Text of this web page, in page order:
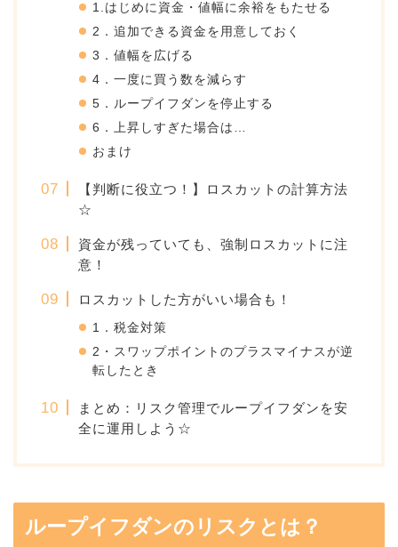
1.はじめに資金・値幅に余裕をもたせる
2．追加できる資金を用意しておく
3．値幅を広げる
4．一度に買う数を減らす
5．ループイフダンを停止する
6．上昇しすぎた場合は…
おまけ
【判断に役立つ！】ロスカットの計算方法
☆
資金が残っていても、強制ロスカットに注
意！
ロスカットした方がいい場合も！
1．税金対策
2・スワップポイントのプラスマイナスが逆
転したとき
まとめ：リスク管理でループイフダンを安
全に運用しよう☆
ループイフダンのリスクとは？